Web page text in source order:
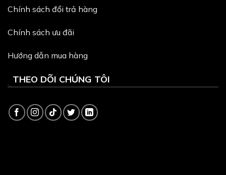
Chính sách đổi trả hàng
Chính sách ưu đãi
Hướng dẫn mua hàng
THEO DÕI CHÚNG TÔI